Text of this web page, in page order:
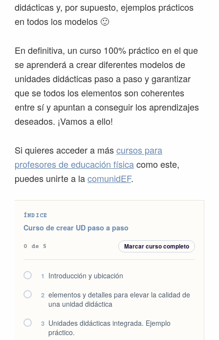
didácticas y, por supuesto, ejemplos prácticos
en todos los modelos 🙂
En definitiva, un curso 100% práctico en el que
se aprenderá a crear diferentes modelos de
unidades didácticas paso a paso y garantizar
que se todos los elementos son coherentes
entre sí y apuntan a conseguir los aprendizajes
deseados. ¡Vamos a ello!
Si quieres acceder a máscursos para
profesores de educación físicacomo este,
puedes unirte a lacomunidEF.
ÍNDICE
Curso de crear UD paso a paso
0 de 5 Marcar curso completo
1 Introducción y ubicación
2 elementos y detalles para elevar la calidad de
una unidad didáctica
3 Unidades didácticas integrada. Ejemplo
práctico.